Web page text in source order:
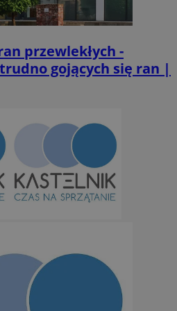
przewlekłych -
gojących się ran |
m-ce.pl
m-ce.pl
.rfihub.com